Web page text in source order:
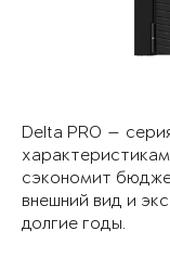
Delta PRO —
сэкономит
внешний вид и
долгие годы.